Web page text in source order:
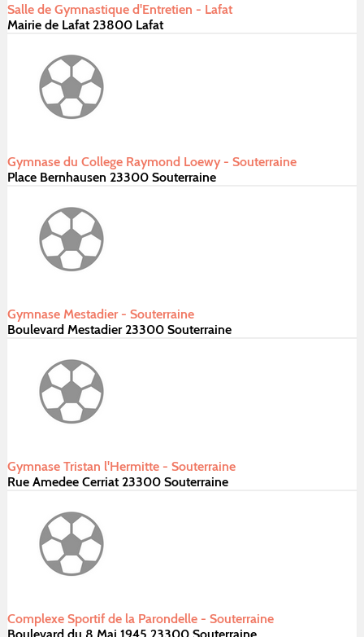
Salle de Gymnastique d'Entretien - Lafat
Mairie de Lafat 23800 Lafat
Gymnase du College Raymond Loewy - Souterraine
Place Bernhausen 23300 Souterraine
Gymnase Mestadier - Souterraine
Boulevard Mestadier 23300 Souterraine
Gymnase Tristan l'Hermitte - Souterraine
Rue Amedee Cerriat 23300 Souterraine
Complexe Sportif de la Parondelle - Souterraine